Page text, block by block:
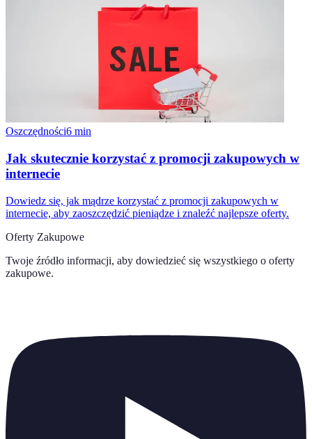
Oszczędności6 min
Jak skutecznie korzystać z promocji zakupowych w
internecie
Dowiedz się, jak mądrze korzystać z promocji zakupowych w
internecie, aby zaoszczędzić pieniądze i znaleźć najlepsze oferty.
Oferty Zakupowe
Twoje źródło informacji, aby dowiedzieć się wszystkiego o oferty
zakupowe.